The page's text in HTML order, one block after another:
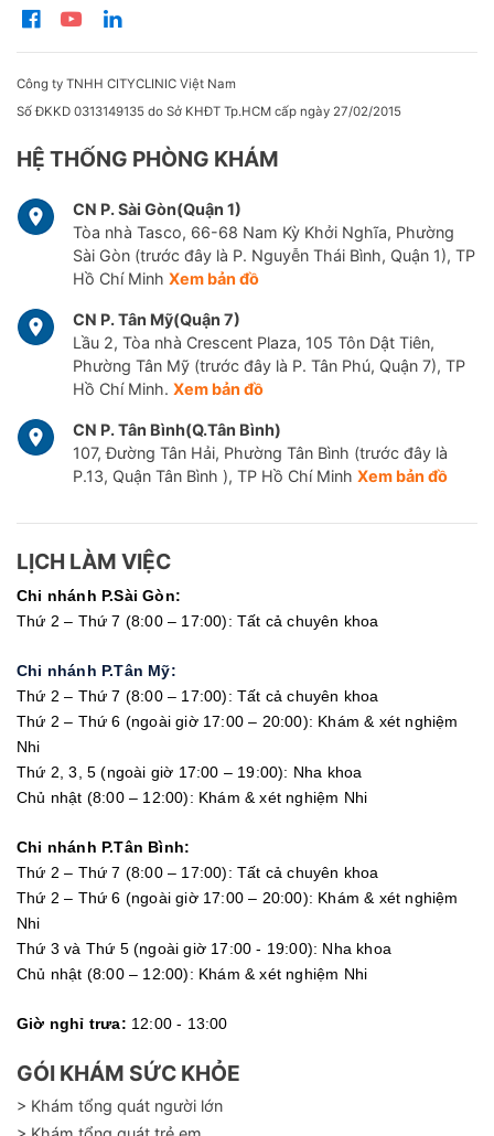
Công ty TNHH CITYCLINIC Việt Nam
Số ĐKKD 0313149135 do Sở KHĐT Tp.HCM cấp ngày 27/02/2015
HỆ THỐNG PHÒNG KHÁM
CN P. Sài Gòn(Quận 1)
Tòa nhà Tasco, 66-68 Nam Kỳ Khởi Nghĩa, Phường
Sài Gòn (trước đây là P. Nguyễn Thái Bình, Quận 1), TP
Hồ Chí Minh Xem bản đồ
CN P. Tân Mỹ(Quận 7)
Lầu 2, Tòa nhà Crescent Plaza, 105 Tôn Dật Tiên,
Phường Tân Mỹ (trước đây là P. Tân Phú, Quận 7), TP
Hồ Chí Minh. Xem bản đồ
CN P. Tân Bình(Q.Tân Bình)
107, Đường Tân Hải, Phường Tân Bình (trước đây là
P.13, Quận Tân Bình ), TP Hồ Chí Minh Xem bản đồ
LỊCH LÀM VIỆC
Chi nhánh P.Sài Gòn:
Thứ 2 – Thứ 7 (8:00 – 17:00): Tất cả chuyên khoa
Chi nhánh P.Tân Mỹ:
Thứ 2 – Thứ 7 (8:00 – 17:00): Tất cả chuyên khoa
Thứ 2 – Thứ 6 (ngoài giờ 17:00 – 20:00): Khám & xét nghiệm
Nhi
Thứ 2, 3, 5 (ngoài giờ 17:00 – 19:00): Nha khoa
Chủ nhật (8:00 – 12:00): Khám & xét nghiệm Nhi
Chi nhánh P.Tân Bình:
Thứ 2 – Thứ 7 (8:00 – 17:00): Tất cả chuyên khoa
Thứ 2 – Thứ 6 (ngoài giờ 17:00 – 20:00): Khám & xét nghiệm
Nhi
Thứ 3 và Thứ 5 (ngoài giờ 17:00 - 19:00): Nha khoa
Chủ nhật (8:00 – 12:00): Khám & xét nghiệm Nhi
Giờ nghỉ trưa: 12:00 - 13:00
GÓI KHÁM SỨC KHỎE
> Khám tổng quát người lớn